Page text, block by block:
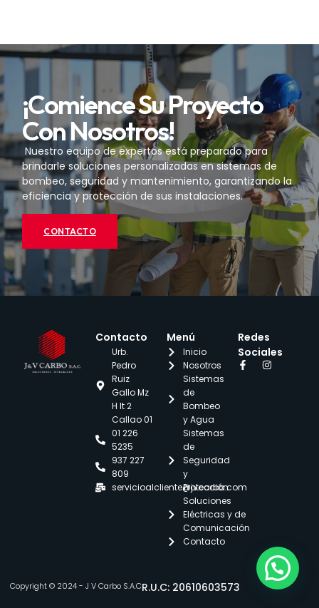
¡Comience Su Proyecto
Con Nosotros!
Nuestro equipo de expertos está preparado para
brindarle soluciones personalizadas en sistemas de
bombeo, seguridad y mantenimiento, garantizando la
eficiencia y protección de sus instalaciones.
CONTACTO
Contacto
Urb.
Pedro
Ruiz
Gallo Mz
H lt 2
Callao 01
01 226
5235
937 227
809
servicioalcliente@jvcarbo.com
Menú
Inicio
Nosotros
Sistemas
de
Bombeo
y Agua
Sistemas
de
Seguridad
y
Protección
Soluciones
Eléctricas y de
Comunicación
Contacto
Redes
Sociales
Copyright © 2024 - J V Carbo S.A.CR.U.C: 20610603573